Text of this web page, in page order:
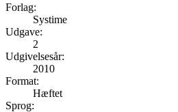
Forlag:
Systime
Udgave:
2
Udgivelsesår:
2010
Format:
Hæftet
Sprog: